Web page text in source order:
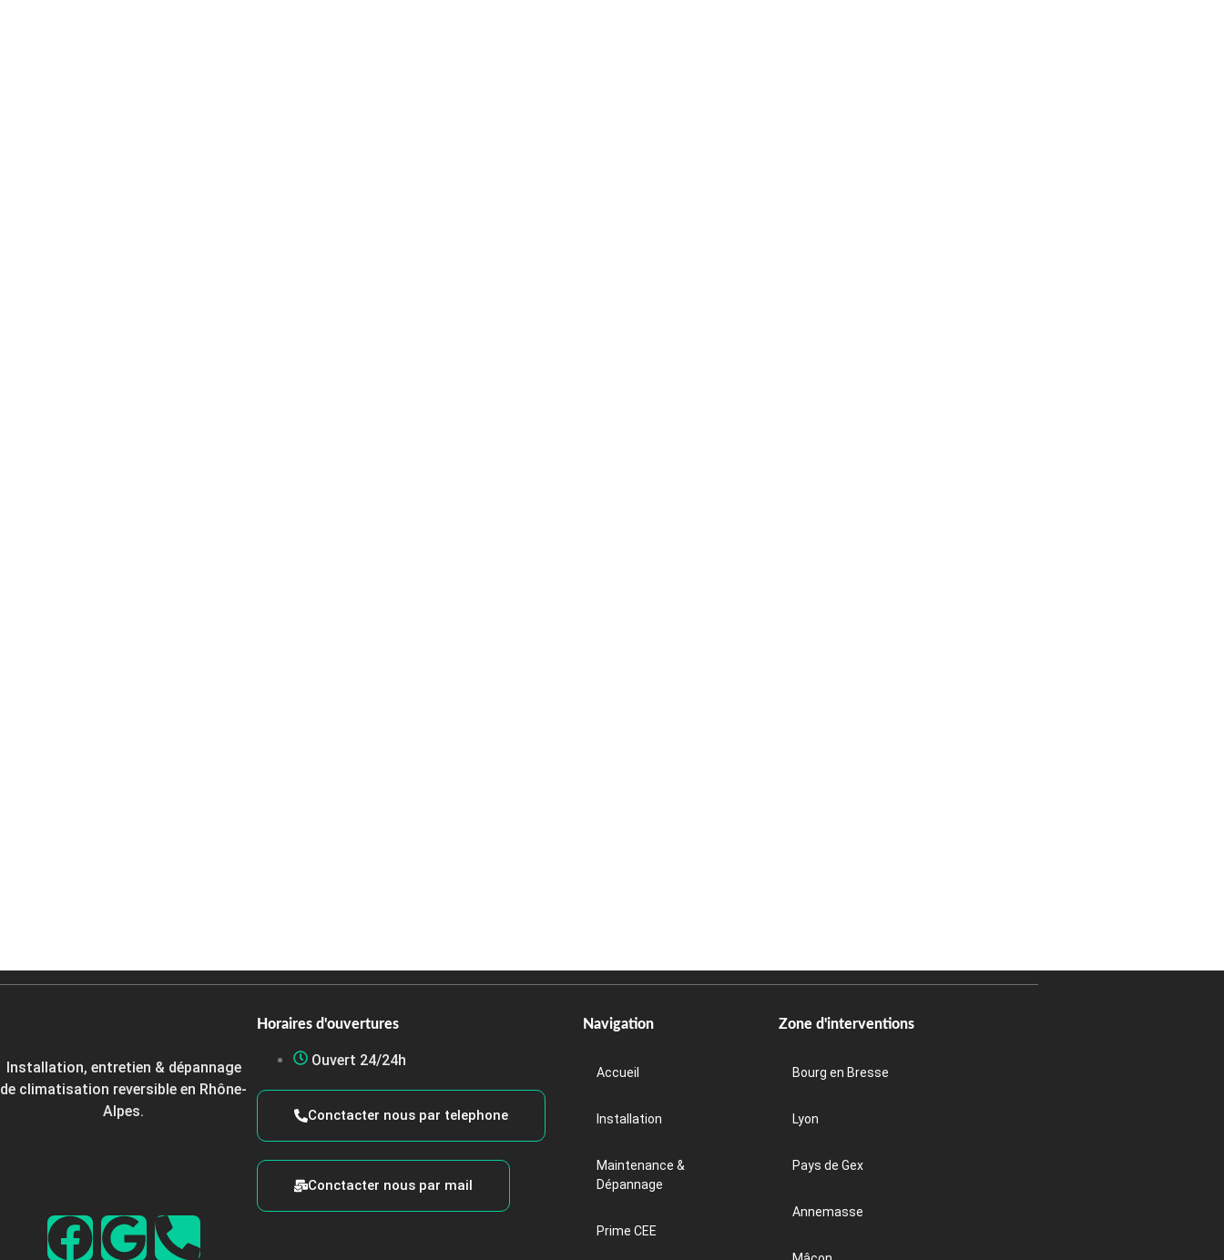
Installation, entretien & dépannage
de climatisation reversible en Rhône-
Alpes.
Horaires d'ouvertures
Ouvert 24/24h
Conctacter nous par telephone
Conctacter nous par mail
Navigation
Accueil
Installation
Maintenance &
Dépannage
Prime CEE
Zone d'interventions
Bourg en Bresse
Lyon
Pays de Gex
Annemasse